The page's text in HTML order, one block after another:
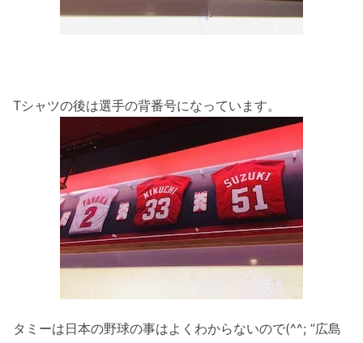
Tシャツの後は選手の背番号になっています。
タミーは日本の野球の事はよくわからないので(^^; ”広島